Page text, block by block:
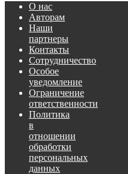
О нас
Авторам
Наши
партнеры
Контакты
Сотрудничество
Особое
уведомление
Ограничение
ответственности
Политика
в
отношении
обработки
персональных
данных